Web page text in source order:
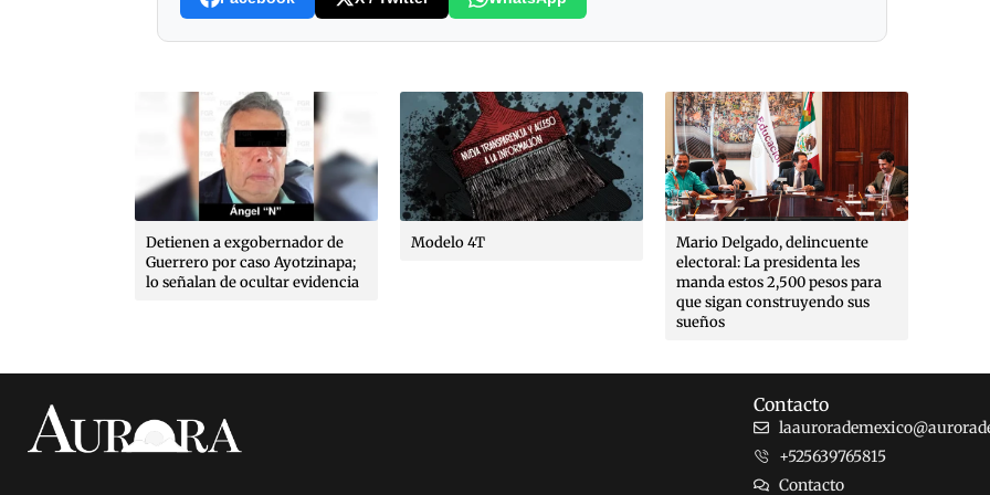
Detienen a exgobernador de
Guerrero por caso Ayotzinapa;
lo señalan de ocultar evidencia
Modelo 4T
Mario Delgado, delincuente
electoral: La presidenta les
manda estos 2,500 pesos para
que sigan construyendo sus
sueños
Contacto
+525639765815
Contacto